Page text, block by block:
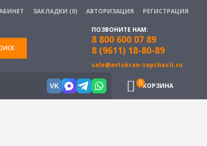
ЗАКЛАДКИ (0) АВТОРИЗАЦИЯ РЕГИСТРАЦИЯ
ПОЗВОНИТЕ НАМ:
8 800 600 07 89
8 (9611) 18-80-89
sale@avtokran-zapchasti.ru
VK КОРЗИНА
0